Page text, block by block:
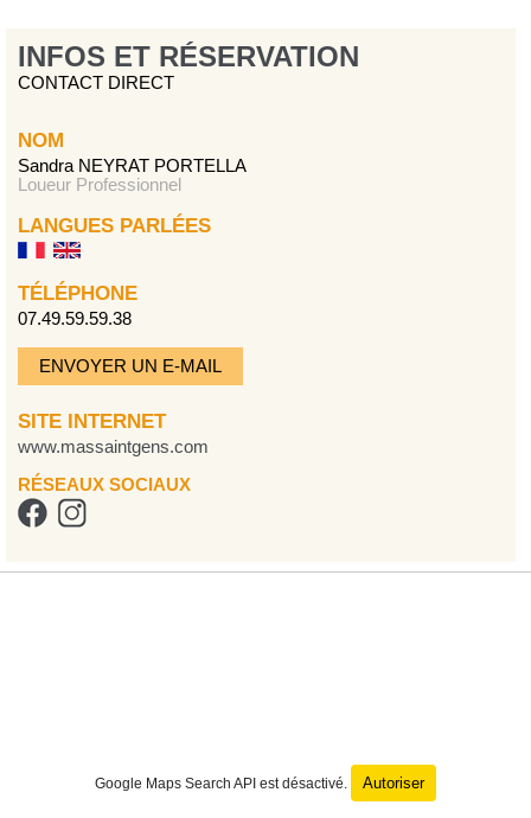
INFOS ET RÉSERVATION
CONTACT DIRECT
NOM
Sandra NEYRAT PORTELLA
Loueur Professionnel
LANGUES PARLÉES
TÉLÉPHONE
07.49.59.59.38
ENVOYER UN E-MAIL
SITE INTERNET
www.massaintgens.com
RÉSEAUX SOCIAUX
Google Maps Search API est désactivé. Autoriser